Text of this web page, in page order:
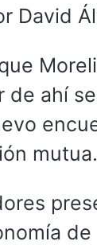
David
de ahí
mutua.
de